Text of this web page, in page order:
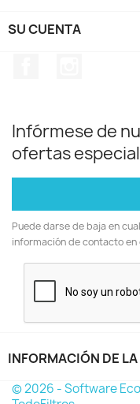
SU CUENTA
Infórmese de
ofertas
Puede darse de baja en
información de contacto en
INFORMACIÓN DE
© 2026 - Software